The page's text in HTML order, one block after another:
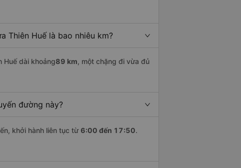
Thiên Huế là bao nhiêu km?
Huế dài khoảng89 km, một chặng đi vừa đủ
đường này?
khởi hành liên tục từ 6:00 đến 17:50.